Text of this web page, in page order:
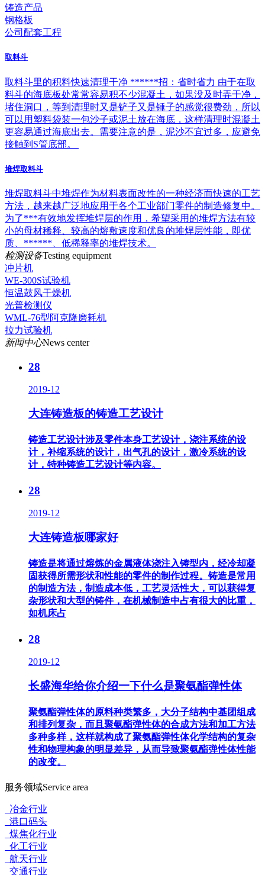
铸造产品
钢格板
公司配套工程
取料斗
取料斗里的积料快速清理干净 ******招：省时省力 由于在取
料斗的海底板处常常容易积不少混凝土，如果没及时弄干净，
堵住洞口，等到清理时又是铲子又是锤子的感觉很费劲，所以
可以用塑料袋装一包沙子或泥土放在海底，这样清理时混凝土
更容易通过海底出去。需要注意的是，泥沙不宜过多，应避免
接触到S管底部。
堆焊取料斗
堆焊取料斗中堆焊作为材料表面改性的一种经济而快速的工艺
方法，越来越广泛地应用于各个工业部门零件的制造修复中。
为了***有效地发挥堆焊层的作用，希望采用的堆焊方法有较
小的母材稀释、较高的熔敷速度和优良的堆焊层性能，即优
质、******、低稀释率的堆焊技术。
检测设备Testing equipment
冲片机
WE-300S试验机
恒温鼓风干燥机
光普检测仪
WML-76型阿克隆磨耗机
拉力试验机
新闻中心News center
28
2019-12
大连铸造板的铸造工艺设计
铸造工艺设计涉及零件本身工艺设计，浇注系统的设
计，补缩系统的设计，出气孔的设计，激冷系统的设
计，特种铸造工艺设计等内容。
28
2019-12
大连铸造板哪家好
铸造是将通过熔炼的金属液体浇注入铸型内，经冷却凝
固获得所需形状和性能的零件的制作过程。铸造是常用
的制造方法，制造成本低，工艺灵活性大，可以获得复
杂形状和大型的铸件，在机械制造中占有很大的比重，
如机床占
28
2019-12
长盛海华给你介绍一下什么是聚氨酯弹性体
聚氨酯弹性体的原料种类繁多，大分子结构中基团组成
和排列复杂，而且聚氨酯弹性体的合成方法和加工方法
多种多样，这样就构成了聚氨酯弹性体化学结构的复杂
性和物理构象的明显差异，从而导致聚氨酯弹性体性能
的改变。
服务领域Service area
冶金行业
港口码头
煤焦化行业
化工行业
航天行业
交通行业